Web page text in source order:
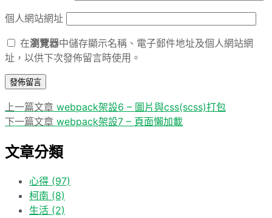
個人網站網址
在瀏覽器中儲存顯示名稱、電子郵件地址及個人網站網
址，以供下次發佈留言時使用。
文
章
導
上一篇文章 上
一
文
webpack架設6 – 圖片與css(scss)打包
下一篇文章 下
篇
章:
webpack架設7 – 頁面懶加載
文章分類
心得 (97)
柯南 (8)
生活 (2)